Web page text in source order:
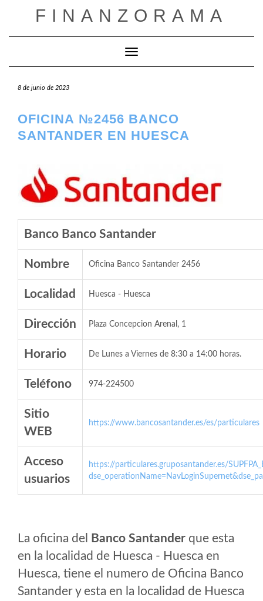
FINANZORAMA
Cambiar modo de navegación
8 de junio de 2023
OFICINA №2456 BANCO
SANTANDER EN HUESCA
Banco Banco Santander
Nombre Oficina Banco Santander 2456
Localidad Huesca - Huesca
Dirección Plaza Concepcion Arenal, 1
Horario De Lunes a Viernes de 8:30 a 14:00 horas.
Teléfono 974-224500
Sitio
WEB
https://www.bancosantander.es/es/particulares
Acceso
usuarios
https://particulares.gruposantander.es/
La oficina del Banco Santander que esta
en la localidad de Huesca - Huesca en
Huesca, tiene el numero de Oficina Banco
Santander y esta en la localidad de Huesca